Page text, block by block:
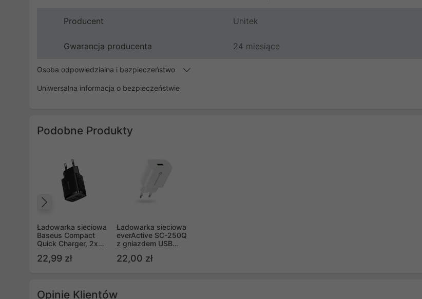
Producent Unitek
Gwarancja producenta 24 miesiące
Osoba odpowiedzialna i bezpieczeństwo
Uniwersalna informacja o bezpieczeństwie
Podobne Produkty
Ładowarka sieciowa
Baseus Compact
Quick Charger, 2x
(CCXJ010201)
22,99 zł
Ładowarka sieciowa
everActive SC-250Q
z gniazdem USB
22,00 zł
Opinie Klientów